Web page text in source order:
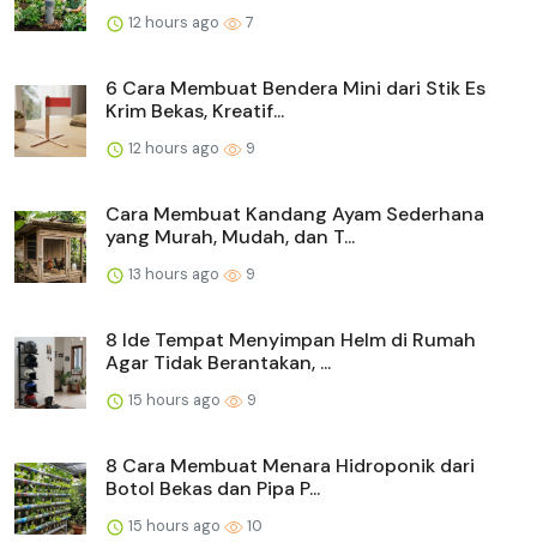
12 hours ago 7
6 Cara Membuat Bendera Mini dari Stik Es
Krim Bekas, Kreatif...
12 hours ago 9
Cara Membuat Kandang Ayam Sederhana
yang Murah, Mudah, dan T...
13 hours ago 9
8 Ide Tempat Menyimpan Helm di Rumah
Agar Tidak Berantakan, ...
15 hours ago 9
8 Cara Membuat Menara Hidroponik dari
Botol Bekas dan Pipa P...
15 hours ago 10